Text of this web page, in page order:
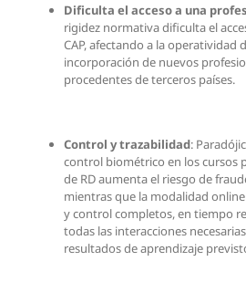
Dificulta el acceso a una
rigidez normativa dificulta el
CAP, afectando a la operatividad
incorporación de nuevos
procedentes de terceros países.
Control y trazabilidad:
control biométrico en los cursos
de RD aumenta el riesgo de
mientras que la modalidad
y control completos, en tiempo
todas las interacciones
resultados de aprendizaje